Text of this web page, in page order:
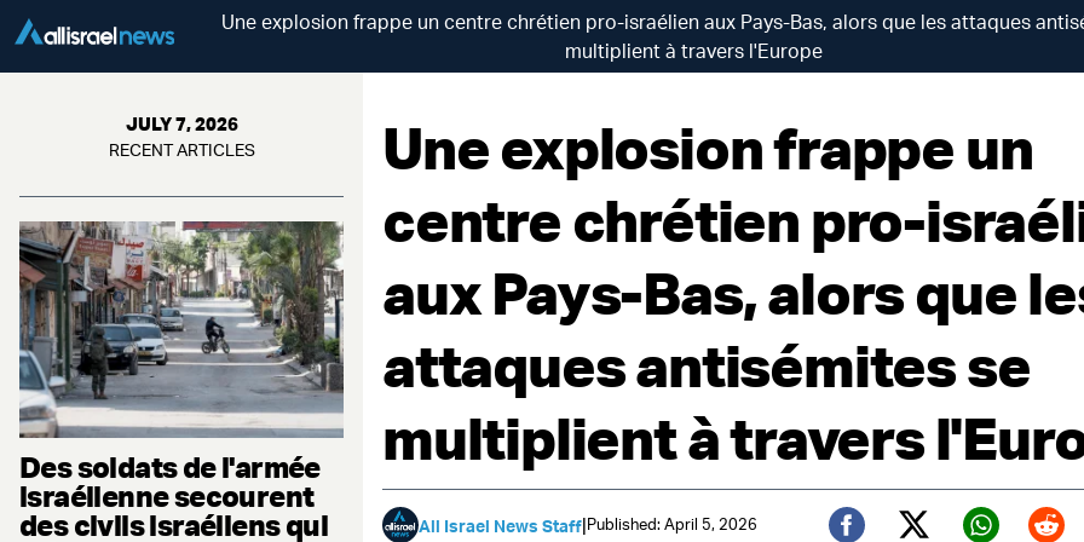
Une explosion frappe un centre chrétien pro-israélien aux Pays-Bas, alors que les attaques
multiplient à travers l'Europe
JULY 7, 2026
RECENT ARTICLES
Des soldats de l'armée
israélienne secourent
des civils israéliens qui
Une explosion frappe un
centre chrétien pro-
aux Pays-Bas, alors que
attaques antisémites se
multiplient à travers
All Israel News Staff|Published: April 5, 2026